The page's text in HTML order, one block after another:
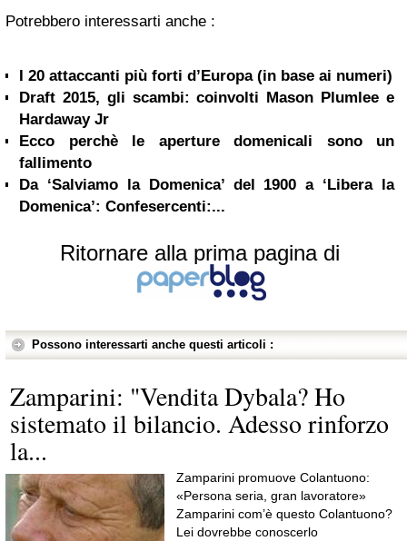
Potrebbero interessarti anche :
I 20 attaccanti più forti d’Europa (in base ai numeri)
Draft 2015, gli scambi: coinvolti Mason Plumlee e
Hardaway Jr
Ecco perchè le aperture domenicali sono un
fallimento
Da ‘Salviamo la Domenica’ del 1900 a ‘Libera la
Domenica’: Confesercenti:...
Ritornare alla prima pagina di
Possono interessarti anche questi articoli :
Zamparini: "Vendita Dybala? Ho
sistemato il bilancio. Adesso rinforzo
la...
Zamparini promuove Colantuono:
«Persona seria, gran lavoratore»
Zamparini com’è questo Colantuono?
Lei dovrebbe conoscerlo